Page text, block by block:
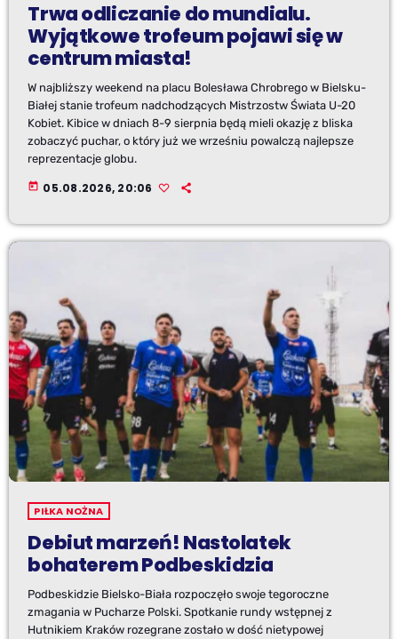
Trwa odliczanie do mundialu.
Wyjątkowe trofeum pojawi się w
centrum miasta!
W najbliższy weekend na placu Bolesława Chrobrego w Bielsku-
Białej stanie trofeum nadchodzących Mistrzostw Świata U-20
Kobiet. Kibice w dniach 8-9 sierpnia będą mieli okazję z bliska
zobaczyć puchar, o który już we wrześniu powalczą najlepsze
reprezentacje globu.
today 05.08.2026, 20:06
PIŁKA NOŻNA
Debiut marzeń! Nastolatek
bohaterem Podbeskidzia
Podbeskidzie Bielsko-Biała rozpoczęło swoje tegoroczne
zmagania w Pucharze Polski. Spotkanie rundy wstępnej z
Hutnikiem Kraków rozegrane zostało w dość nietypowej